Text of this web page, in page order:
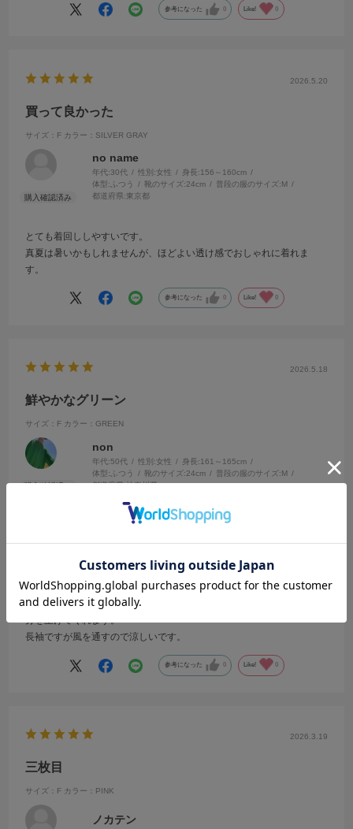
高く出すなら普通でない、デザイン性あるものが欲しい
参考になった 0 Like! 0
2026.5.20
買って良かった
サイズ：F カラー：SILVER GRAY
no name
年代:30代 性別:女性 身長:156～160cm
体型: ふつう 靴のサイズ:24cm 普段の服のサイズ:M
都道府県:東京都
とても着回ししやすいです。
真夏は暑いかもしれませんが、ほどよい透け感でおしゃれに着れま
す。
参考になった 0 Like! 0
2026.5.18
鮮やかなグリーン
サイズ：F カラー：GREEN
non
年代:50代 性別:女性 身長:161～165cm
体型: ふつう 靴のサイズ:24cm 普段の服のサイズ:M
都道府県:神奈川県
暑くなってきたけど、鮮やかなグリーンがさわやかな気持ちになり気
分を上げてくれます。
長袖ですが風を通すので涼しいです。
参考になった 0 Like! 0
2026.3.19
三枚目
サイズ：F カラー：PINK
ノカテン